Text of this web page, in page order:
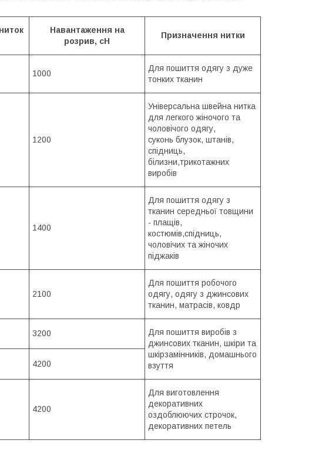
Навантаження на
розрив, сН
Призначення нитки
1000
Для пошиття одягу з дуже
тонких тканин
1200
Універсальна швейна нитка
для легкого жіночого та
чоловічого одягу,
суконь блузок, штанів,
спідниць,
білизни,трикотажних
виробів
1400
Для пошиття одягу з
тканин середньої товщини
- плащів,
костюмів,cпідниць,
чоловічих та жіночих
піджаків
2100
Для пошиття робочого
одягу, одягу з джинсових
тканин, матрасів, ковдр
3200
Для пошиття виробів з
джинсових тканин, шкіри та
шкірзамінників, домашнього
взуття
4200
4200
Для виготовлення
декоративних
оздоблюючих строчок,
декоративних петель